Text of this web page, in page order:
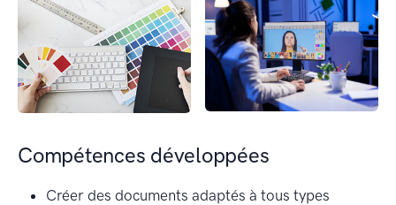
Compétences développées
Créer des documents adaptés à tous types